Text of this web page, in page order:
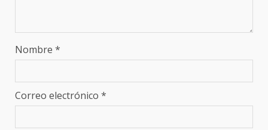
Nombre *
Correo electrónico *